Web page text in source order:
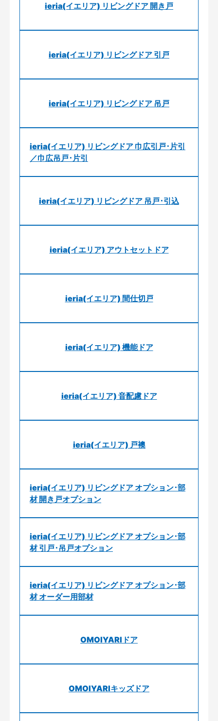
ieria(イエリア) リビングドア 開き戸
ieria(イエリア) リビングドア 引戸
ieria(イエリア) リビングドア 吊戸
ieria(イエリア) リビングドア 巾広引戸･片引
／巾広吊戸･片引
ieria(イエリア) リビングドア 吊戸･引込
ieria(イエリア) アウトセットドア
ieria(イエリア) 間仕切戸
ieria(イエリア) 機能ドア
ieria(イエリア) 音配慮ドア
ieria(イエリア) 戸襖
ieria(イエリア) リビングドア オプション･部
材 開き戸オプション
ieria(イエリア) リビングドア オプション･部
材 引戸･吊戸オプション
ieria(イエリア) リビングドア オプション･部
材 オーダー用部材
OMOIYARIドア
OMOIYARIキッズドア